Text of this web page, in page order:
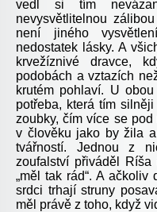
vedl si tím
nevysvětlitelnou
není jiného
nedostatek lásky. A
krvežíznivé dravce,
podobách a vztazích
krutém pohlaví. U
potřeba, která tím
zoubky, čím více se
v člověku jako by žila
tvářností. Jednou z
zoufalství přiváděl
„měl tak rád“. A
srdci trhají struny
měl právě z toho, když